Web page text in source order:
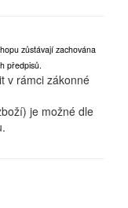
zůstávají zachována
předpisů.
v rámci zákonné
je možné dle